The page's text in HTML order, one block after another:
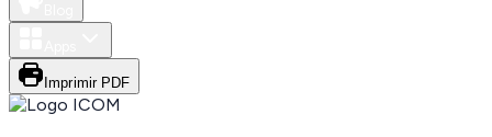
Imprimir PDF